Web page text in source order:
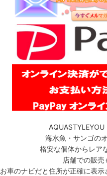
AQUASTYLEYOU
海水魚・サンゴの
格安な個体からレア
店舗での販売
お車のナビだと住所が正確に表